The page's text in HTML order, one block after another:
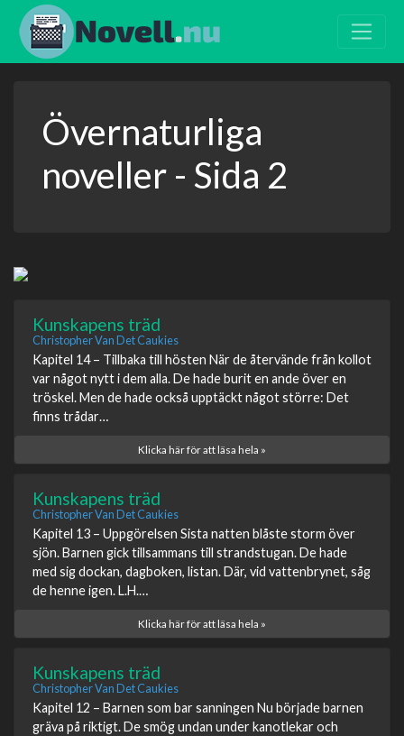
Övernaturliga
noveller - Sida 2
Kunskapens träd
Christopher Van Det Caukies
Kapitel 14 – Tillbaka till hösten När de återvände från kollot
var något nytt i dem alla. De hade burit en ande över en
tröskel. Men de hade också upptäckt något större: Det
finns trådar…
Klicka här för att läsa hela »
Kunskapens träd
Christopher Van Det Caukies
Kapitel 13 – Uppgörelsen Sista natten blåste storm över
sjön. Barnen gick tillsammans till strandstugan. De hade
med sig dockan, dagboken, listan. Där, vid vattenbrynet, såg
de henne igen. L.H.…
Klicka här för att läsa hela »
Kunskapens träd
Christopher Van Det Caukies
Kapitel 12 – Barnen som bar sanningen Nu började barnen
gräva på riktigt. De smög undan under kanotlekar och